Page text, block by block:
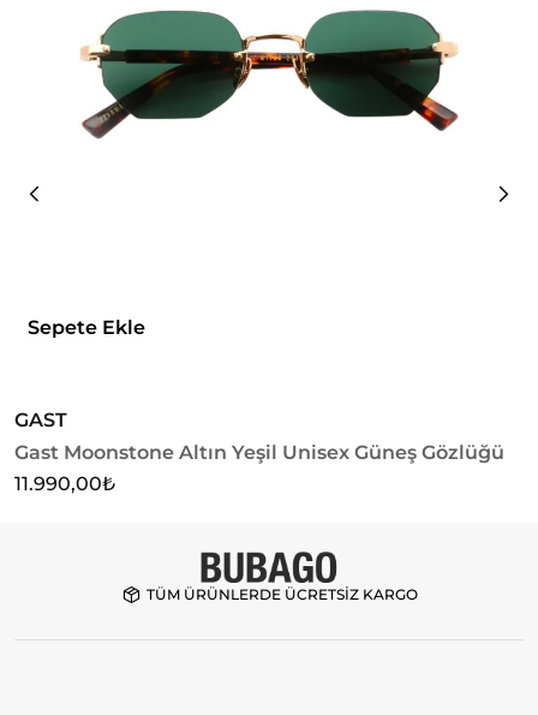
Sepete Ekle
GAST
Gast Moonstone Altın Yeşil Unisex Güneş Gözlüğü
11.990,00₺
TÜM ÜRÜNLERDE ÜCRETSİZ KARGO